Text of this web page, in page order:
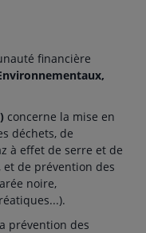
financière
concerne la mise en
déchets, de
à effet de serre et de
de prévention des
noire,
prévention des